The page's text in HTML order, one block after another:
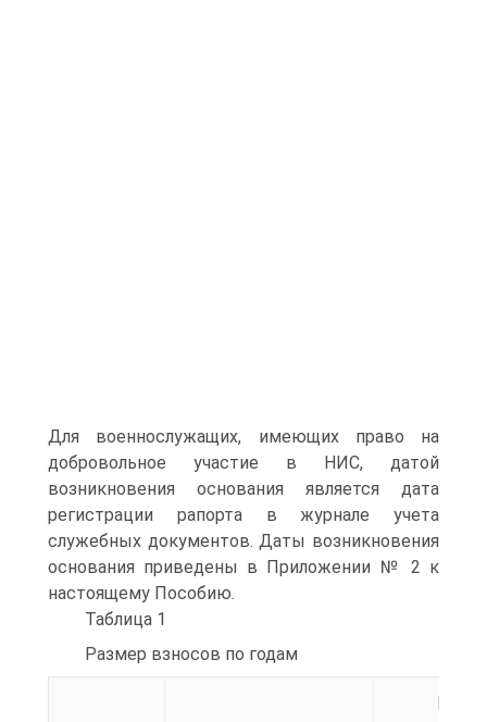
Для военнослужащих, имеющих право на
добровольное участие в НИС, датой
возникновения основания является дата
регистрации рапорта в журнале учета
служебных документов. Даты возникновения
основания приведены в Приложении № 2 к
настоящему Пособию.
Таблица 1
Размер взносов по годам